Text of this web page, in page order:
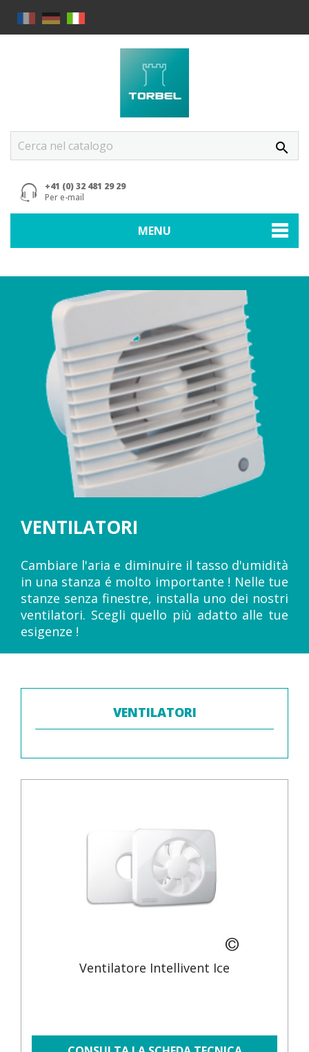
search
+41 (0) 32 481 29 29
Per e-mail
MENU
VENTILATORI
Cambiare l'aria e diminuire il tasso d'umidità
in una stanza é molto importante ! Nelle tue
stanze senza finestre, installa uno dei nostri
ventilatori. Scegli quello più adatto alle tue
esigenze !
VENTILATORI
Ventilatore Intellivent Ice